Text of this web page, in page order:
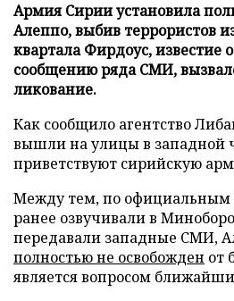
Армия Сирии установила
Алеппо, выбив террористов
квартала Фирдоус, известие
сообщению ряда СМИ,
ликование.
Как сообщило агентство
вышли на улицы в западной
приветствуют сирийскую
Между тем, по официальным
ранее озвучивали в
передавали западные СМИ,
полностью не освобожден от
является вопросом